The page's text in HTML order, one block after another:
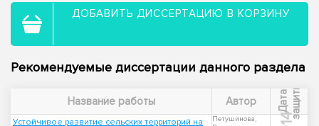
ДОБАВИТЬ ДИССЕРТАЦИЮ В КОРЗИНУ
Рекомендуемые диссертации данного раздела
Название работы Автор Д
а
т
а
з
а
щ
и
т ы
Устойчивое развитие сельских территорий на
Петушинова,